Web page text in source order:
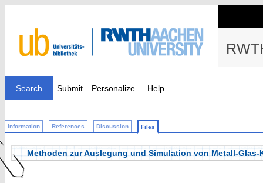
Search Submit Personalize Help
Information References Discussion Files
Methoden zur Auslegung und Simulation von Metall-Glas-